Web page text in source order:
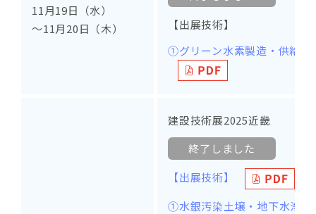
11月19日（水）
～11月20日（木）
【出展技術】
①グリーン水素製造・供給に
建設技術展2025近畿
終了しました
【出展技術】
①水銀汚染土壌・地下水浄化